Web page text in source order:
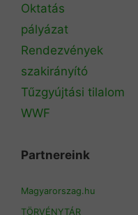
Oktatás
pályázat
Rendezvények
szakirányító
Tűzgyújtási tilalom
WWF
Partnereink
Magyarorszag.hu
TÖRVÉNYTÁR